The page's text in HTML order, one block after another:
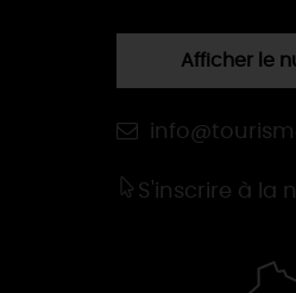
Afficher le
S'inscrire à la